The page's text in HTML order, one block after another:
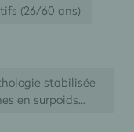
(26/60 ans)
stabilisée
en surpoids...